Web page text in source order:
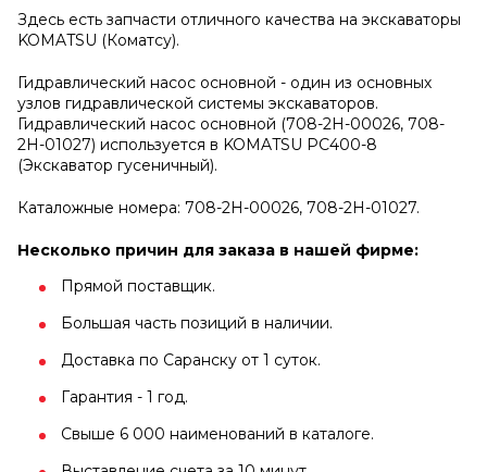
Здесь есть запчасти отличного качества на экскаваторы
KOMATSU (Коматсу).
Гидравлический насос основной - один из основных
узлов гидравлической системы экскаваторов.
Гидравлический насос основной (708-2H-00026, 708-
2H-01027) используется в KOMATSU PC400-8
(Экскаватор гусеничный).
Каталожные номера: 708-2H-00026, 708-2H-01027.
Несколько причин для заказа в нашей фирме:
Прямой поставщик.
Большая часть позиций в наличии.
Доставка по Саранску от 1 суток.
Гарантия - 1 год.
Свыше 6 000 наименований в каталоге.